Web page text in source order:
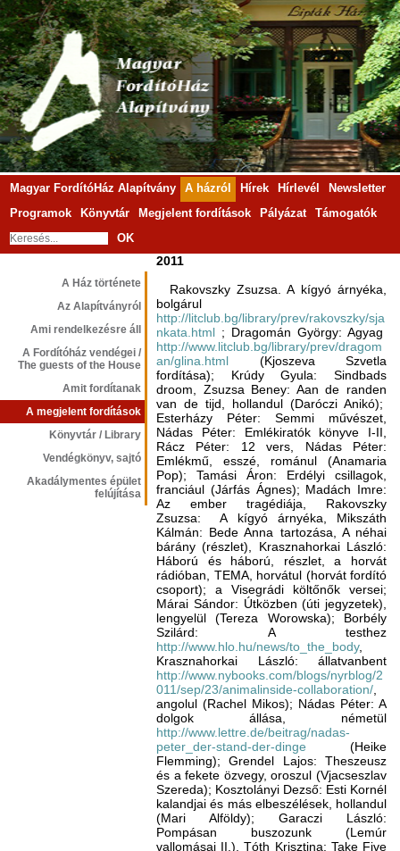
Magyar FordítóHáz Alapítvány A házról Hírek Hírlevél
Newsletter
Programok
Könyvtár Megjelent fordítások Pályázat
Támogatók
OK
A Ház története
Az Alapítványról
Ami rendelkezésre áll
A Fordítóház vendégei /
The guests of the House
Amit fordítanak
A megjelent fordítások
Könyvtár / Library
Vendégkönyv, sajtó
Akadálymentes épület
felújítása
2011
Rakovszky Zsuzsa. A kígyó árnyéka,
bolgárul
http://litclub.bg/library/prev/rakovszky/sja
nkata.html ; Dragomán György: Agyag
http://www.litclub.bg/library/prev/dragom
an/glina.html (Kjoszeva Szvetla
fordítása); Krúdy Gyula: Sindbads
droom, Zsuzsa Beney: Aan de randen
van de tijd, hollandul (Daróczi Anikó);
Esterházy Péter: Semmi művészet,
Nádas Péter: Emlékiratók könyve I-II,
Rácz Péter: 12 vers, Nádas Péter:
Emlékmű, esszé, románul (Anamaria
Pop); Tamási Áron: Erdélyi csillagok,
franciául (Járfás Ágnes); Madách Imre:
Az ember tragédiája, Rakovszky
Zsuzsa: A kígyó árnyéka, Mikszáth
Kálmán: Bede Anna tartozása, A néhai
bárány (részlet), Krasznahorkai László:
Háború és háború, részlet, a horvát
rádióban, TEMA, horvátul (horvát fordító
csoport); a Visegrádi költőnők versei;
Márai Sándor: Útközben (úti jegyzetek),
lengyelül (Tereza Worowska); Borbély
Szilárd: A testhez
http://www.hlo.hu/news/to_the_body,
Krasznahorkai László: állatvanbent
http://www.nybooks.com/blogs/nyrblog/2
011/sep/23/animalinside-collaboration/
angolul (Rachel Mikos); Nádas Péter: A
dolgok állása, németül
http://www.lettre.de/beitrag/nadas-
peter_der-stand-der-dinge (Heike
Flemming); Grendel Lajos: Theszeusz
és a fekete özvegy, oroszul (Vjacseszlav
Szereda); Kosztolányi Dezső: Esti Kornél
kalandjai és más elbeszélések, hollandul
(Mari Alföldy); Garaczi László:
Pompásan buszozunk (Lemúr
vallomásai II.), Tóth Krisztina: Take Five